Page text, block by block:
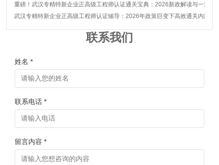
重磅！武汉专精特新企业正高级工程师认证通关宝典：2026新政解读与一对一
武汉专精特新企业正高级工程师认证辅导：2026年政策巨变下高效通关内部秘
联系我们
姓名 *
联系电话 *
留言内容 *